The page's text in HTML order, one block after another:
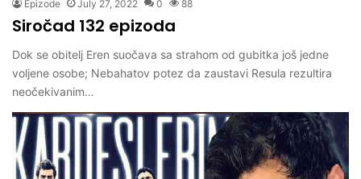
Epizode July 27, 2022 0 88
Siročad 132 epizoda
Dok se obitelj Eren suočava sa strahom od gubitka još jedne
voljene osobe; Nebahatov potez da zaustavi Resula rezultira
neočekivanim…